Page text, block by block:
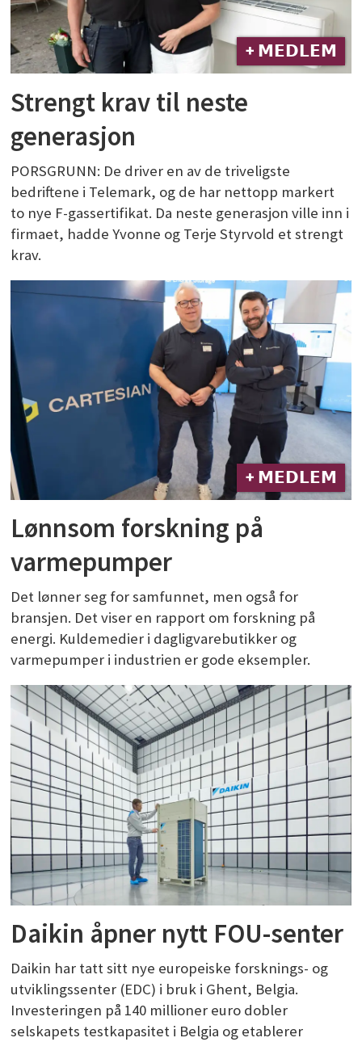
+ 𝗠𝗘𝗗𝗟𝗘𝗠
Strengt krav til neste
generasjon
PORSGRUNN: De driver en av de triveligste
bedriftene i Telemark, og de har nettopp markert
to nye F-gassertifikat. Da neste generasjon ville inn i
firmaet, hadde Yvonne og Terje Styrvold et strengt
krav.
+ 𝗠𝗘𝗗𝗟𝗘𝗠
Lønnsom forskning på
varmepumper
Det lønner seg for samfunnet, men også for
bransjen. Det viser en rapport om forskning på
energi. Kuldemedier i dagligvarebutikker og
varmepumper i industrien er gode eksempler.
Daikin åpner nytt FOU-senter
Daikin har tatt sitt nye europeiske forsknings- og
utviklingssenter (EDC) i bruk i Ghent, Belgia.
Investeringen på 140 millioner euro dobler
selskapets testkapasitet i Belgia og etablerer